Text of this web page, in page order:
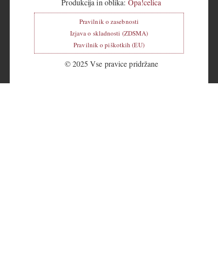
Produkcija in oblika: Opa!celica
Pravilnik o zasebnosti
Izjava o skladnosti (ZDSMA)
Pravilnik o piškotkih (EU)
© 2025 Vse pravice pridržane